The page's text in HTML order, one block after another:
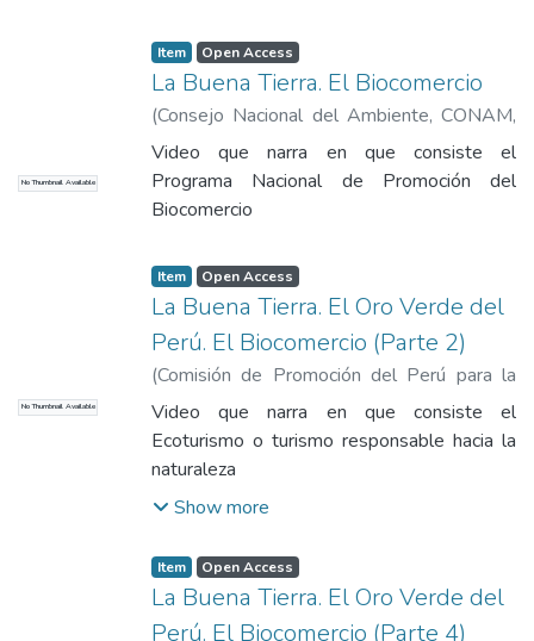
No Thumbnail Available
Item Open Access
La Buena Tierra. El Biocomercio
(Consejo Nacional del Ambiente, CONAM,
2013
Brack Egg, Antonio
Video que narra en que consiste el
Programa Nacional de Promoción del
Biocomercio
No Thumbnail Available
Item Open Access
La Buena Tierra. El Oro Verde del
Perú. El Biocomercio (Parte 2)
(Comisión de Promoción del Perú para la
Exportación y el Turismo
,2013 )Brack Egg,
Antonio
Video que narra en que consiste el
Ecoturismo o turismo responsable hacia la
naturaleza
Show more
Item Open Access
La Buena Tierra. El Oro Verde del
Perú. El Biocomercio (Parte 4)